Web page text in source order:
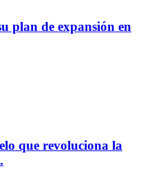
plan de expansión en
que revoluciona la